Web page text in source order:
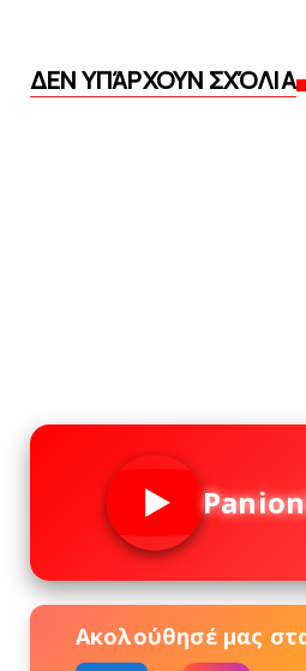
ΔΕΝ ΥΠΆΡΧΟΥΝ ΣΧΌΛΙΑ
Ακολούθησέ μας